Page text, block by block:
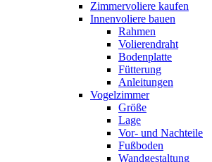
Zimmervoliere kaufen
Innenvoliere bauen
Rahmen
Volierendraht
Bodenplatte
Fütterung
Anleitungen
Vogelzimmer
Größe
Lage
Vor- und Nachteile
Fußboden
Wandgestaltung